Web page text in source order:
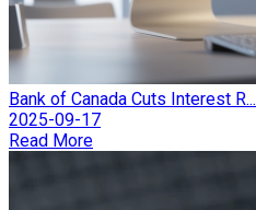
Bank of Canada Cuts Interest R...
2025-09-17
Read More